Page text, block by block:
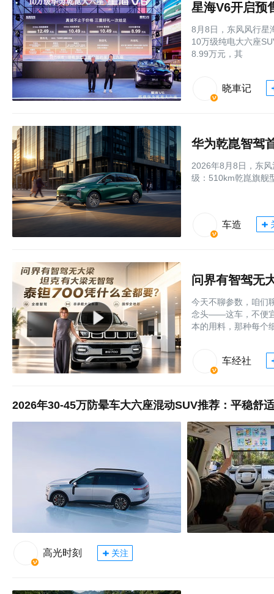
星海V6开启预
8月8日，东风风行星
10万级纯电大六座
8.99万元，其
晓車记
华为乾崑智驾
2026年8月8日，东
级：510km乾崑旗舰
车造
今天不聊参数，咱们
念头——这车，不便
本的用料，那种每个
车经社
2026年30-45万防晕车大六座混动SUV推荐：平稳舒
高光时刻 关注